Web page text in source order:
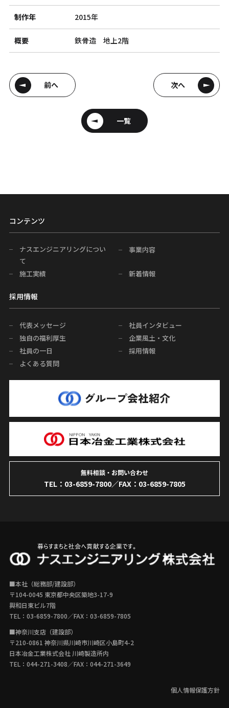
制作年 2015年
概要 鉄骨造 地上2階
前へ 次へ
一覧
コンテンツ
ナスエンジニアリングについ
て
事業内容
施工実績 新着情報
採用情報
代表メッセージ
社員インタビュー
独自の福利厚生
企業風土・文化
社員の一日
採用情報
よくある質問
無料相談・お問い合わせ
TEL： 03-6859-7800／FAX：03-6859-7805
■本社（総務部/建設部）
〒104-0045 東京都中央区築地3-17-9
興和日東ビル7階
TEL： 03-6859-7800／FAX：03-6859-7805
■神奈川支店（建設部）
〒210-0861 神奈川県川崎市川崎区小島町4-2
日本冶金工業株式会社 川崎製造所内
TEL： 044-271-3408／FAX：044-271-3649
個人情報保護方針